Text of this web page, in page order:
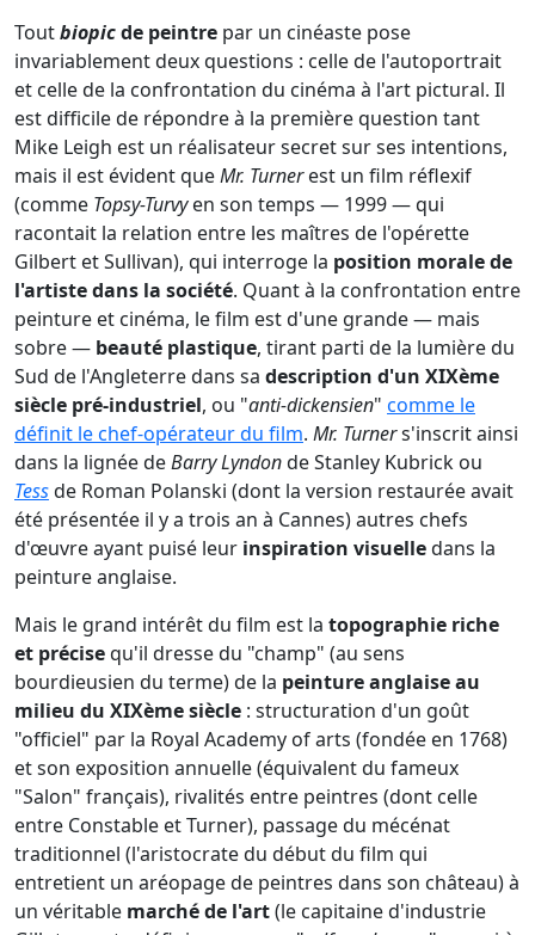
Toutbiopicde peintre par un cinéaste pose
invariablement deux questions : celle de l'autoportrait
et celle de la confrontation du cinéma à l'art pictural. Il
est difficile de répondre à la première question tant
Mike Leigh est un réalisateur secret sur ses intentions,
mais il est évident queMr. Turnerest un film réflexif
(comme Topsy-Turvyen son temps — 1999 — qui
racontait la relation entre les maîtres de l'opérette
Gilbert et Sullivan), qui interroge la position morale de
l'artiste dans la société. Quant à la confrontation entre
peinture et cinéma, le film est d'une grande — mais
sobre — beauté plastique, tirant parti de la lumière du
Sud de l'Angleterre dans sa description d'un XIXème
siècle pré-industriel, ou "anti-dickensien" comme le
définit le chef-opérateur du film. Mr. Turners'inscrit ainsi
dans la lignée deBarry Lyndonde Stanley Kubrick ou
Tessde Roman Polanski (dont la version restaurée avait
été présentée il y a trois an à Cannes) autres chefs
d'œuvre ayant puisé leur inspiration visuelledans la
peinture anglaise.
Mais le grand intérêt du film est la topographie riche
et précisequ'il dresse du "champ" (au sens
bourdieusien du terme) de la peinture anglaise au
milieu du XIXème siècle : structuration d'un goût
"officiel" par la Royal Academy of arts (fondée en 1768)
et son exposition annuelle (équivalent du fameux
"Salon" français), rivalités entre peintres (dont celle
entre Constable et Turner), passage du mécénat
traditionnel (l'aristocrate du début du film qui
entretient un aréopage de peintres dans son château) à
un véritable marché de l'art(le capitaine d'industrie